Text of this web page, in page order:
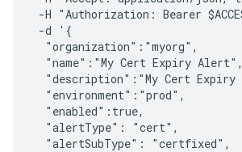
-H "Authorization: Bearer
-d '{
  "organization":"myorg",
  "name":"My Cert Expiry Alert",
"description":"My Cert Expiry
  "environment":"prod",
  "enabled":true,
  "alertType": "cert",
  "alertSubType": "certfixed",